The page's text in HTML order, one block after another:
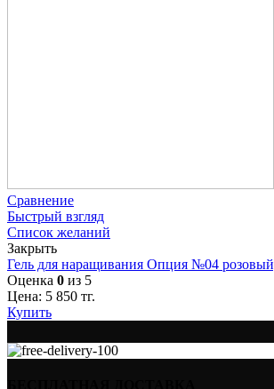
Сравнение
Быстрый взгляд
Список желаний
Закрыть
Гель для наращивания Опция №04
Оценка 0 из 5
Цена: 5 850 тг.
Купить